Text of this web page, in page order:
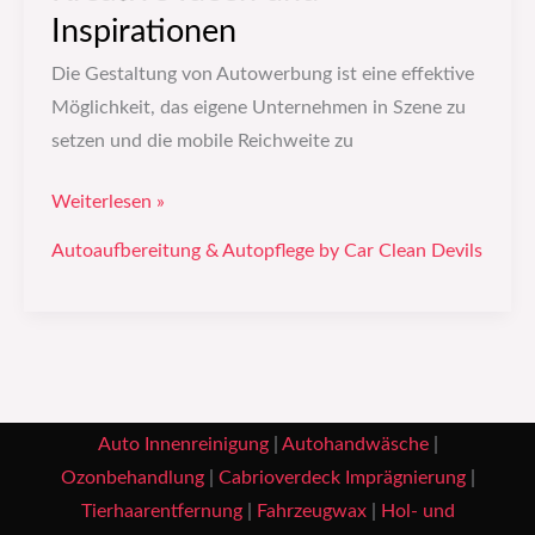
Inspirationen
Die Gestaltung von Autowerbung ist eine effektive
Möglichkeit, das eigene Unternehmen in Szene zu
setzen und die mobile Reichweite zu
Weiterlesen »
Autoaufbereitung & Autopflege by Car Clean Devils
Auto Innenreinigung| Autohandwäsche|
Ozonbehandlung| Cabrioverdeck Imprägnierung|
Tierhaarentfernung| Fahrzeugwax| Hol- und